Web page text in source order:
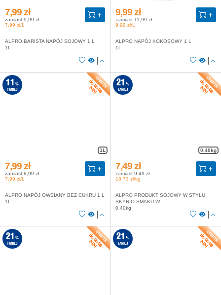
7,99 zł
zamiast 9,99 zł
7,99 zł/L
ALPRO BARISTA NAPÓJ SOJOWY 1 L
1L
9,99 zł
zamiast 11,99 zł
9,99 zł/L
ALPRO NAPÓJ KOKOSOWY 1 L
1L
1L
do 08-08-
2026
11
%
TANIEJ
7,99 zł
zamiast 8,99 zł
7,99 zł/L
ALPRO NAPÓJ OWSIANY BEZ CUKRU 1 L
1L
0.40kg
do 08-08-
2026
21
%
TANIEJ
7,49 zł
zamiast 9,49 zł
18,73 zł/kg
ALPRO PRODUKT SOJOWY W STYLU
SKYR O SMAKU W...
0.40kg
do 08-08-
2026
21
%
TANIEJ
do 08-08-
2026
21
%
TANIEJ